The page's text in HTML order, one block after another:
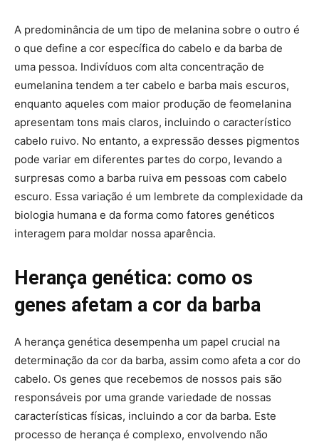
A predominância de um tipo de melanina sobre o outro é
o que define a cor específica do cabelo e da barba de
uma pessoa. Indivíduos com alta concentração de
eumelanina tendem a ter cabelo e barba mais escuros,
enquanto aqueles com maior produção de feomelanina
apresentam tons mais claros, incluindo o característico
cabelo ruivo. No entanto, a expressão desses pigmentos
pode variar em diferentes partes do corpo, levando a
surpresas como a barba ruiva em pessoas com cabelo
escuro. Essa variação é um lembrete da complexidade da
biologia humana e da forma como fatores genéticos
interagem para moldar nossa aparência.
Herança genética: como os
genes afetam a cor da barba
A herança genética desempenha um papel crucial na
determinação da cor da barba, assim como afeta a cor do
cabelo. Os genes que recebemos de nossos pais são
responsáveis por uma grande variedade de nossas
características físicas, incluindo a cor da barba. Este
processo de herança é complexo, envolvendo não